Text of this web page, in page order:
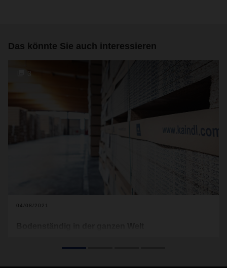
Das könnte Sie auch interessieren
3
04/08/2021